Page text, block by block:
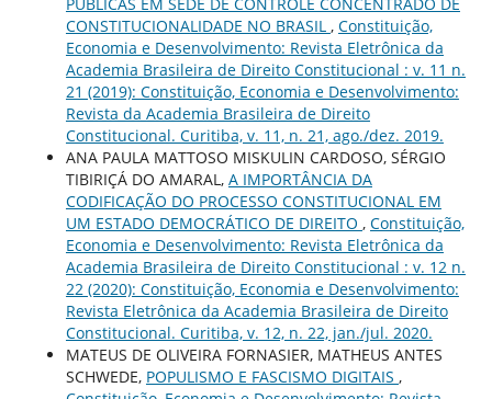
CONSTITUCIONALIDADE NO BRASIL , Constituição,
Economia e Desenvolvimento: Revista Eletrônica da
Academia Brasileira de Direito Constitucional : v. 11 n.
21 (2019): Constituição, Economia e Desenvolvimento:
Revista da Academia Brasileira de Direito
Constitucional. Curitiba, v. 11, n. 21, ago./dez. 2019.
ANA PAULA MATTOSO MISKULIN CARDOSO, SÉRGIO
TIBIRIÇÁ DO AMARAL, A IMPORTÂNCIA DA
CODIFICAÇÃO DO PROCESSO CONSTITUCIONAL EM
UM ESTADO DEMOCRÁTICO DE DIREITO , Constituição,
Economia e Desenvolvimento: Revista Eletrônica da
Academia Brasileira de Direito Constitucional : v. 12 n.
22 (2020): Constituição, Economia e Desenvolvimento:
Revista Eletrônica da Academia Brasileira de Direito
Constitucional. Curitiba, v. 12, n. 22, jan./jul. 2020.
MATEUS DE OLIVEIRA FORNASIER, MATHEUS ANTES
SCHWEDE, POPULISMO E FASCISMO DIGITAIS ,